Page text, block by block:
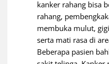
kanker rahang bisa
rahang,
membuka mulut,
serta mati rasa di
Beberapa pasien